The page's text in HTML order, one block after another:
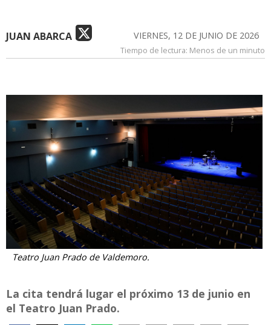
JUAN ABARCA VIERNES, 12 DE JUNIO DE 2026
Tiempo de lectura: Menos de un minuto
Teatro Juan Prado de Valdemoro.
La cita tendrá lugar el próximo 13 de junio en
el Teatro Juan Prado.